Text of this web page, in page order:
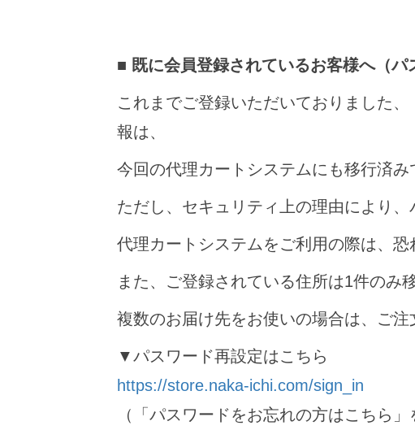
■ 既に会員登録されているお客様へ（パ
これまでご登録いただいておりました
報は、
今回の代理カートシステムにも移行済み
ただし、セキュリティ上の理由により
代理カートシステムをご利用の際は、
また、ご登録されている住所は1件のみ
複数のお届け先をお使いの場合は、ご注
▼パスワード再設定はこちら
https://store.naka-ichi.com/sign_in
（「パスワードをお忘れの方はこちら